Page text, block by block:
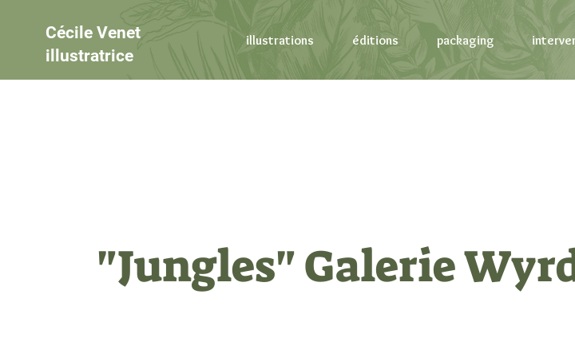
Cécile Venet
illustratrice
illustrations éditions packaging
"Jungles" Galerie